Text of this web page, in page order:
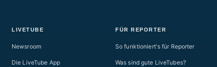
LIVETUBE
Newsroom
Die LiveTube App
FÜR REPORTER
So funktioniert's für Reporter
Was sind gute LiveTubes?